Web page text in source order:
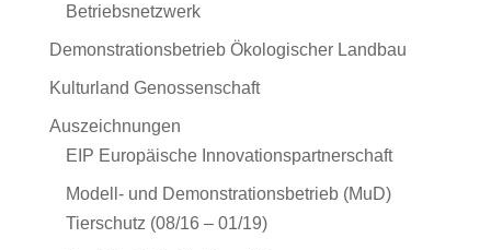
Betriebsnetzwerk
Demonstrationsbetrieb Ökologischer Landbau
Kulturland Genossenschaft
Auszeichnungen
EIP Europäische Innovationspartnerschaft
Modell- und Demonstrationsbetrieb (MuD)
Tierschutz (08/16 – 01/19)